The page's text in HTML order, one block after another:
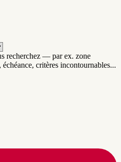
recherchez — par ex. zone
critères incontournables...